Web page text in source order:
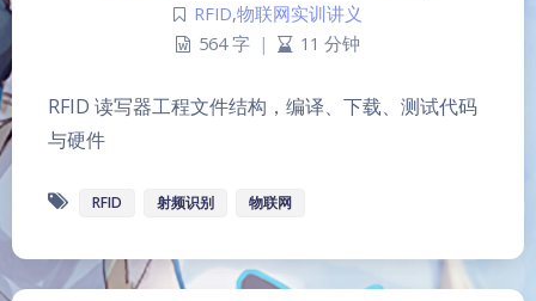
RFID,物联网实训讲义
564 字 | 11 分钟
RFID 读写器工程文件结构，编译、下载、测试代码
与硬件
RFID 射频识别 物联网